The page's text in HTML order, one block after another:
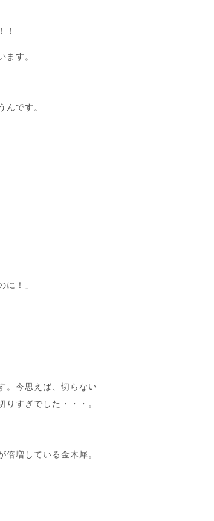
！
す。
です。
！」
。今思えば、切らない
すぎでした・・・。
増している金木犀。